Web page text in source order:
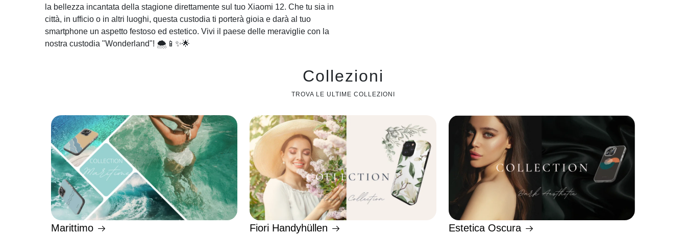
la bellezza incantata della stagione direttamente sul tuo Xiaomi 12. Che tu sia in
città, in ufficio o in altri luoghi, questa custodia ti porterà gioia e darà al tuo
smartphone un aspetto festoso ed estetico. Vivi il paese delle meraviglie con la
nostra custodia "Wonderland"! 🌨️📱✨🌟
Collezioni
TROVA LE ULTIME COLLEZIONI
Marittimo Fiori Handyhüllen Estetica Oscura